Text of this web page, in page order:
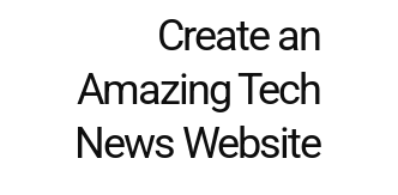
Create an
Amazing Tech
News Website